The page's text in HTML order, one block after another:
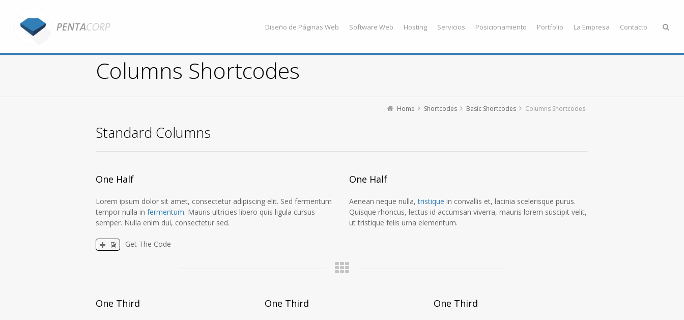
Diseño de Páginas Web Software Web Hosting Servicios Posicionamiento Portfolio La Empresa Contacto
Columns Shortcodes
Home Shortcodes Basic Shortcodes Columns Shortcodes
Standard Columns
One Half
Lorem ipsum dolor sit amet, consectetur adipiscing elit. Sed fermentum
tempor nulla in fermentum. Mauris ultricies libero quis ligula cursus
semper. Nulla enim dui, consectetur sed.
One Half
Aenean neque nulla,tristique in convallis et, lacinia scelerisque purus.
Quisque rhoncus, lectus id accumsan viverra, mauris lorem suscipit velit,
ut tristique felis urna elementum.
Get The Code
One Third One Third One Third